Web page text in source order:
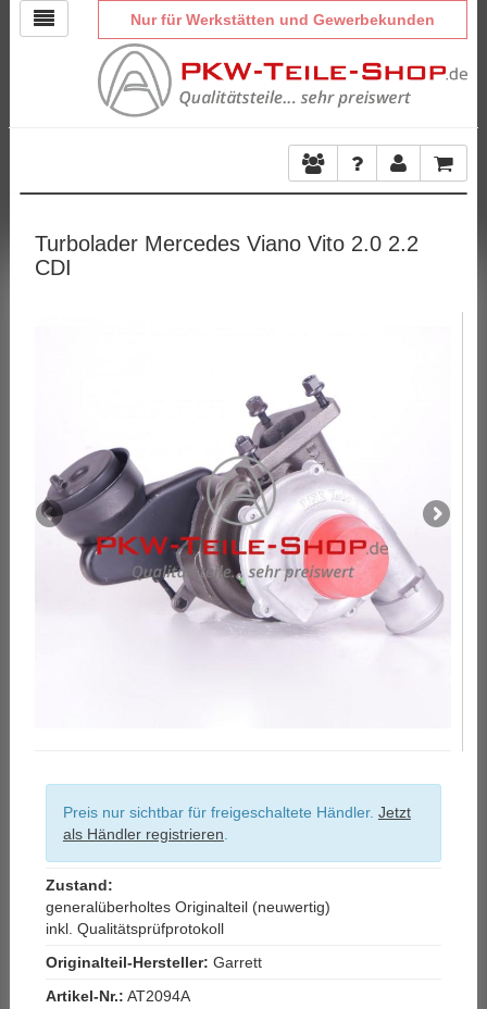
Nur für Werkstätten und Gewerbekunden
Turbolader Mercedes Viano Vito 2.0 2.2
CDI
Preis nur sichtbar für freigeschaltete Händler. Jetzt
als Händler registrieren
Zustand:
generalüberholtes Originalteil (neuwertig)
inkl. Qualitätsprüfprotokoll
Originalteil-Hersteller: Garrett
Artikel-Nr.: AT2094A